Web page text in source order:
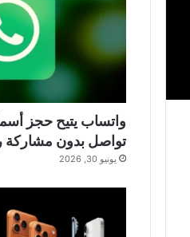
واتساب يتيح حجز
تواصل بدون مشاركة
يونيو 30, 2026